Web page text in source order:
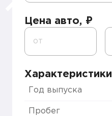
Цена авто, ₽
от
Характеристики
Год выпуска
Пробег